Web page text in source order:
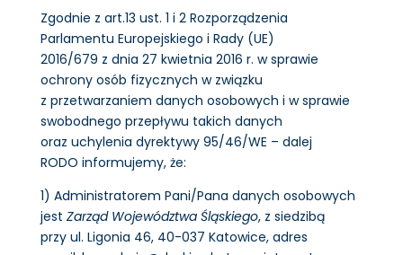
Zgodnie z art.13 ust. 1 i 2 Rozporządzenia
Parlamentu Europejskiego i Rady (UE)
2016/679 z dnia 27 kwietnia 2016 r. w sprawie
ochrony osób fizycznych w związku
z przetwarzaniem danych osobowych i w sprawie
swobodnego przepływu takich danych
oraz uchylenia dyrektywy 95/46/WE – dalej
RODO informujemy, że:
1) Administratorem Pani/Pana danych osobowych
jest Zarząd Województwa Śląskiego, z siedzibą
przy ul. Ligonia 46, 40-037 Katowice, adres